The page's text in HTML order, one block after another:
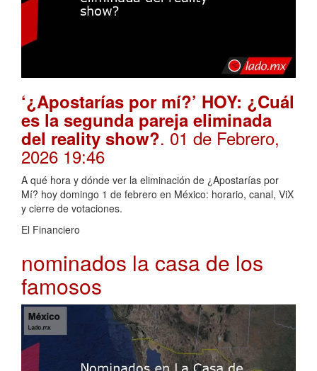
‘¿Apostarías por mí?’ HOY: ¿Cuál
es la segunda pareja eliminada
del reality show?. 01 de Febrero,
2026 19:46
A qué hora y dónde ver la eliminación de ¿Apostarías por
Mí? hoy domingo 1 de febrero en México: horario, canal, ViX
y cierre de votaciones.
El Financiero
nominados la casa de los
famosos